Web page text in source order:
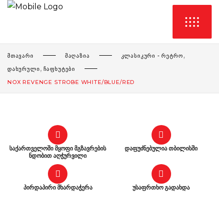
ᲛᲗᲐᲕᲐᲠᲘ ᲛᲐᲦᲐᲖᲘᲐ ᲙᲚᲐᲡᲘᲙᲣᲠᲘ - ᲠᲔᲢᲠᲝ ,
ᲓᲐᲮᲣᲠᲣᲚᲘ, ᲩᲐᲤᲮᲣᲢᲔᲑᲘ
NOX REVENGE STROBE WHITE/BLUE/RED
საქართველოში მყოფი მგზავრების
ნდობით აღჭურვილი
დაფუძნებულია თბილისში
პირდაპირი მხარდაჭერა უსაფრთხო გადახდა